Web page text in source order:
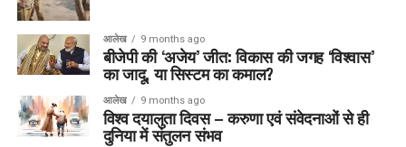
आलेख 9 months ago
बीजेपी की ‘अजेय’ जीत: विकास की जगह ‘विश्वास’
का जादू, या सिस्टम का कमाल?
आलेख 9 months ago
विश्व दयालुता दिवस – करुणा एवं संवेदनाओं से ही
दुनिया में संतुलन संभव